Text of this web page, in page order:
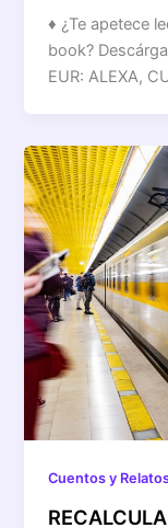
♦ ¿Te apetece
book?
EUR: ALEXA,
Cuentos y